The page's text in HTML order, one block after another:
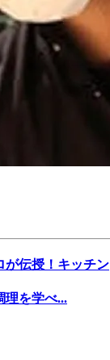
が伝授！キッチン
理を学べ...